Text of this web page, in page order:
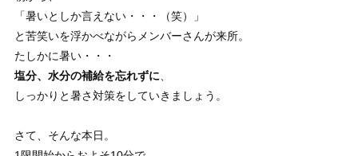
「暑いとしか言えない・・・（笑）」
と苦笑いを浮かべながらメンバーさんが来所。
たしかに暑い・・・
塩分、水分の補給を忘れずに
しっかりと暑さ対策をしていきましょう。
さて、そんな本日。